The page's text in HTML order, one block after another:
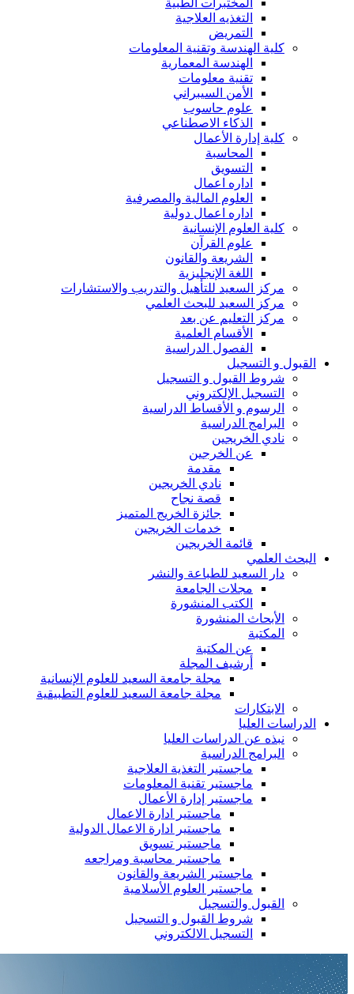
المختبرات الطبية
التغذيه العلاجية
التمريض
كلية الهندسة وتقنية المعلومات
الهندسة المعمارية
تقنية معلومات
الأمن السيبراني
علوم حاسوب
الذكاء الاصطناعي
كلية إدارة الأعمال
المحاسبة
التسويق
اداره اعمال
العلوم المالية والمصرفية
اداره اعمال دولية
كلية العلوم الإنسانية
علوم القرآن
الشريعة والقانون
اللغة الإنجليزية
مركز السعيد للتأهيل والتدريب والاستشارات
مركز السعيد للبحث العلمي
مركز التعليم عن بعد
الأقسام العلمية
الفصول الدراسية
القبول و التسجيل
شروط القبول و التسجيل
التسجيل الإلكتروني
الرسوم و الأقساط الدراسية
البرامج الدراسية
نادي الخريجين
عن الخرجين
مقدمة
نادي الخريجين
قصة نجاح
جائزة الخريج المتميز
خدمات الخريجين
قائمة الخريجين
البحث العلمي
دار السعيد للطباعة والنشر
مجلات الجامعة
الكتب المنشورة
الأبحاث المنشورة
المكتبة
عن المكتبة
أرشيف المجلة
مجلة جامعة السعيد للعلوم الإنسانية
مجلة جامعة السعيد للعلوم التطبيقية
الابتكارات
الدراسات العليا
نبذه عن الدراسات العليا
البرامج الدراسية
ماجستير التغذية العلاجية
ماجستير تقنية المعلومات
ماجستير إدارة الأعمال
ماجستير ادارة الاعمال
ماجستير ادارة الاعمال الدولية
ماجستير تسويق
ماجستير محاسبة ومراجعه
ماجستير الشريعة والقانون
ماجستير العلوم الأسلامية
القبول والتسجيل
شروط القبول و التسجيل
التسجيل الالكتروني